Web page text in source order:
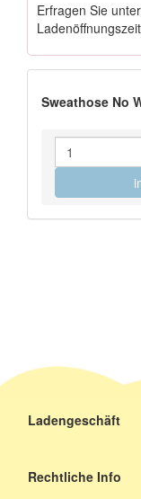
Erfragen Sie unter
Sweathose No
Ladengeschäft
Rechtliche Info